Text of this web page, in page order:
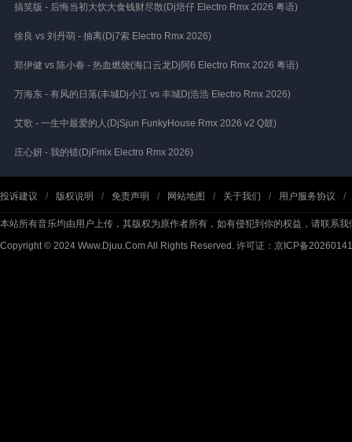
搞笑版 - 后悔当初大饮大食钱财尽散(Dj培仔 Electro Rmx 2026 粤语)
徐良 vs 刘丹萌 - 抽离(Dj7索 Electro Rmx 2026)
郑伊健 vs 陈小春 - 热血燃烧(海口云龙Dj阿6 Electro Rmx 2026 粤语)
万海东 - 有风的日落(丰城Dj小江 vs 丰城Dj浩浩 Electro Rmx 2026)
艾歌 - 一生中最爱的人(DjSjun FunkyHouse Rmx 2026 v2 Q鼓)
庄心妍 - 我的错(DjFmix Electro Rmx 2026)
投诉建议 / 版权说明 / 免责声明 / 网站地图 / 关于我们 / 用户服务协议 /
本站所有音乐均由用户上传，其版权为原作者所有，如有侵犯到你的权益，请联系我
Copyright © 2024 Www.Djuu.Com All Rights Reserved. 许可证：京ICP备